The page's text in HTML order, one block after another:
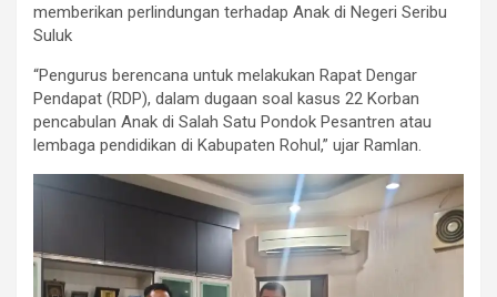
memberikan perlindungan terhadap Anak di Negeri Seribu
Suluk
“Pengurus berencana untuk melakukan Rapat Dengar
Pendapat (RDP), dalam dugaan soal kasus 22 Korban
pencabulan Anak di Salah Satu Pondok Pesantren atau
lembaga pendidikan di Kabupaten Rohul,” ujar Ramlan.